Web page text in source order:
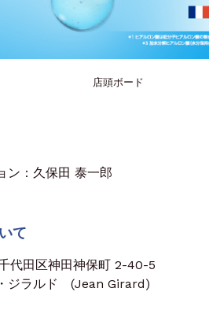
店頭ボード
ン：久保田 泰一郎
て
田区神田神保町 2-40-5
ジラルド (Jean Girard)